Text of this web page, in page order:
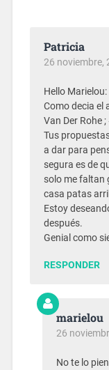
Patricia
26 noviembre,
Hello Marielou:
Como decia el
Van Der Rohe
Tus
a dar para
segura es de
solo me faltan
casa patas
Estoy
después.
Genial como
RESPONDER
marielou
26
No te lo